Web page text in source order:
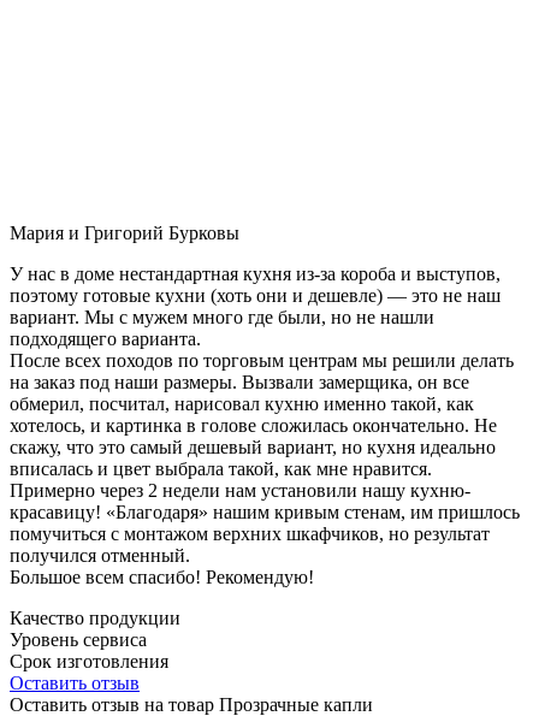
Мария и Григорий Бурковы
У нас в доме нестандартная кухня из-за короба и выступов,
поэтому готовые кухни (хоть они и дешевле) — это не наш
вариант. Мы с мужем много где были, но не нашли
подходящего варианта.
После всех походов по торговым центрам мы решили делать
на заказ под наши размеры. Вызвали замерщика, он все
обмерил, посчитал, нарисовал кухню именно такой, как
хотелось, и картинка в голове сложилась окончательно. Не
скажу, что это самый дешевый вариант, но кухня идеально
вписалась и цвет выбрала такой, как мне нравится.
Примерно через 2 недели нам установили нашу кухню-
красавицу! «Благодаря» нашим кривым стенам, им пришлось
помучиться с монтажом верхних шкафчиков, но результат
получился отменный.
Большое всем спасибо! Рекомендую!
Качество продукции
Уровень сервиса
Срок изготовления
Оставить отзыв
Оставить отзыв на товар Прозрачные капли